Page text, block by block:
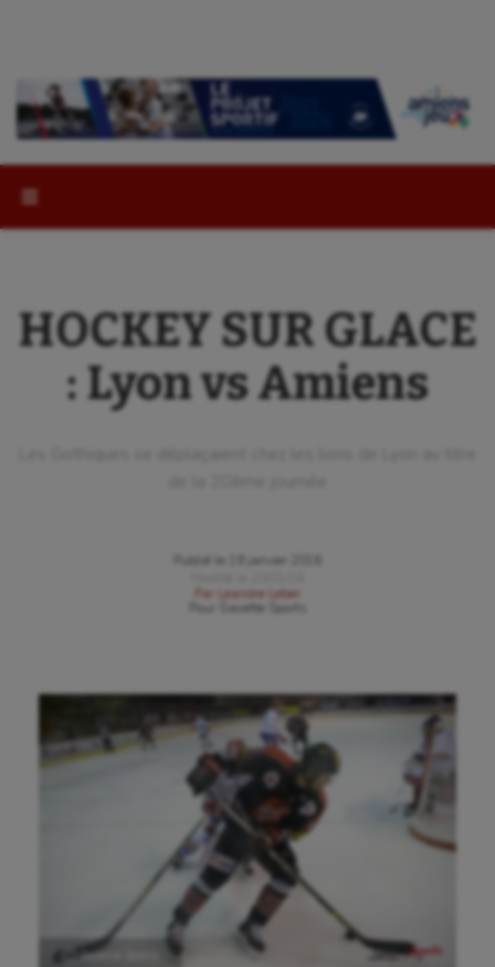
HOCKEY SUR GLACE
: Lyon vs Amiens
Publié le
19 janvier 2016
Par
Leandre Leber
Gazette Sports
Ⓒ Gazette Sports